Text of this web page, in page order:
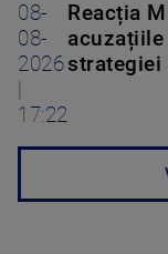
08-
08-
2026
17:22
Reacția
acuzațiile
strategiei